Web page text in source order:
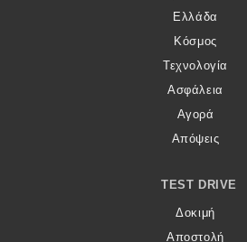
Ελλάδα
Κόσμος
Τεχνολογία
Ασφάλεια
Αγορά
Απόψεις
TEST DRIVE
Δοκιμή
Αποστολή